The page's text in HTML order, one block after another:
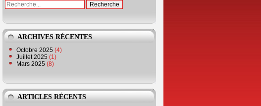
ARCHIVES RÉCENTES
Octobre 2025 (4)
Juillet 2025 (1)
Mars 2025 (8)
ARTICLES RÉCENTS